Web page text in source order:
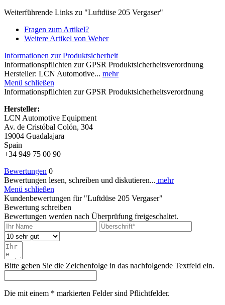
Weiterführende Links zu "Luftdüse 205 Vergaser"
Fragen zum Artikel?
Weitere Artikel von Weber
Informationen zur Produktsicherheit
Informationspflichten zur GPSR Produktsicherheitsverordnung
Hersteller: LCN Automotive... mehr
Menü schließen
Informationspflichten zur GPSR Produktsicherheitsverordnung
Hersteller:
LCN Automotive Equipment
Av. de Cristóbal Colón, 304
19004 Guadalajara
Spain
+34 949 75 00 90
Bewertungen 0
Bewertungen lesen, schreiben und diskutieren... mehr
Menü schließen
Kundenbewertungen für "Luftdüse 205 Vergaser"
Bewertung schreiben
Bewertungen werden nach Überprüfung freigeschaltet.
Bitte geben Sie die Zeichenfolge in das nachfolgende Textfeld ein.
Die mit einem * markierten Felder sind Pflichtfelder.